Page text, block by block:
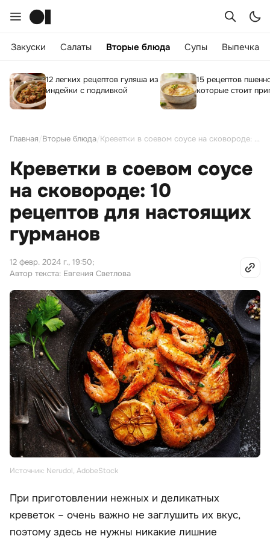
Закуски Салаты Вторые блюда Супы Выпечка
12 легких рецептов гуляша из
индейки с подливкой
15 рецептов
которые стоит
Главная Вторые блюда Креветки в соевом соусе на сковороде: 10 рецептов для настоящих гурманов
Креветки в соевом соусе
на сковороде: 10
рецептов для настоящих
гурманов
12 февр. 2024 г., 19:50;
Автор текста: Евгения Светлова
Источник: Nerudol, AdobeStock
При приготовлении нежных и деликатных
креветок – очень важно не заглушить их вкус,
поэтому здесь не нужны никакие лишние